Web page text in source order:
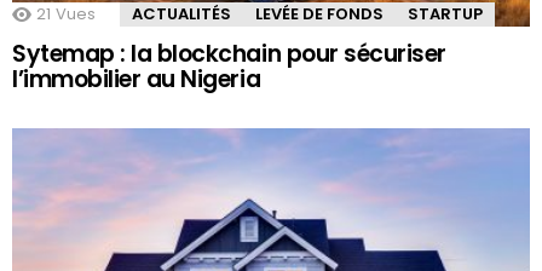
21 Vues ACTUALITÉS LEVÉE DE FONDS STARTUP
Sytemap : la blockchain pour sécuriser
l’immobilier au Nigeria